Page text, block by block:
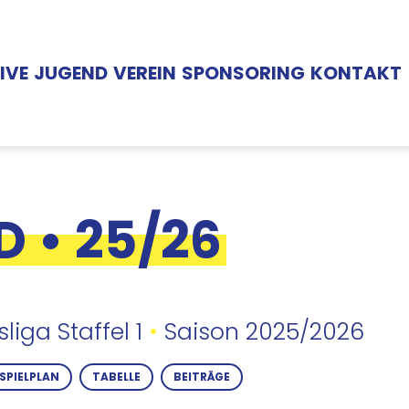
JUGEND VEREIN SPONSORING KONTAKT
• 25/26
Staffel 1 • Saison 2025/2026
SPIELPLAN TABELLE BEITRÄGE